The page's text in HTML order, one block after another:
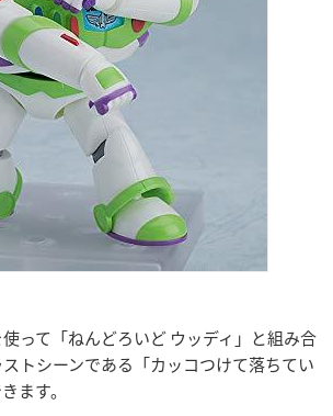
って「ねんどろいど ウッディ」と組み合
トシーンである「カッコつけて落ちてい
ます。